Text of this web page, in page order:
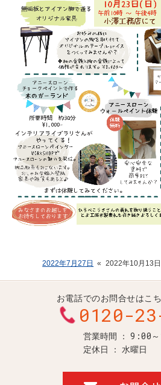
2022年7月27日 « 2022年10月13日
お電話でのお問合せはこ
0120-
営業時間 9:00
定休日 水曜日